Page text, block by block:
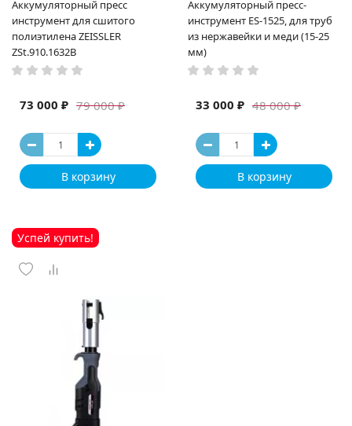
Аккумуляторный пресс
инструмент для сшитого
полиэтилена ZEISSLER
ZSt.910.1632B
79 000 ₽
73 000 ₽
В корзину
Аккумуляторный пресс-
инструмент ES-1525, для труб
из нержавейки и меди (15-25
мм)
48 000 ₽
33 000 ₽
В корзину
Успей купить!